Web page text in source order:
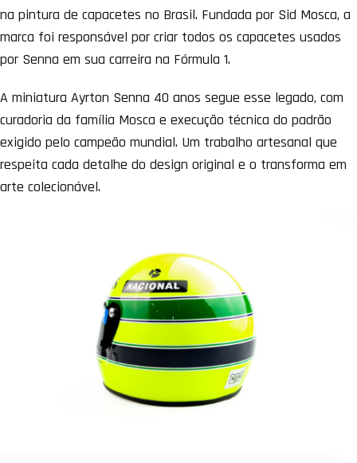
na pintura de capacetes no Brasil. Fundada por Sid Mosca, a
marca foi responsável por criar todos os capacetes usados
por Senna em sua carreira na Fórmula 1.
A miniatura Ayrton Senna 40 anos segue esse legado, com
curadoria da família Mosca e execução técnica do padrão
exigido pelo campeão mundial. Um trabalho artesanal que
respeita cada detalhe do design original e o transforma em
arte colecionável.